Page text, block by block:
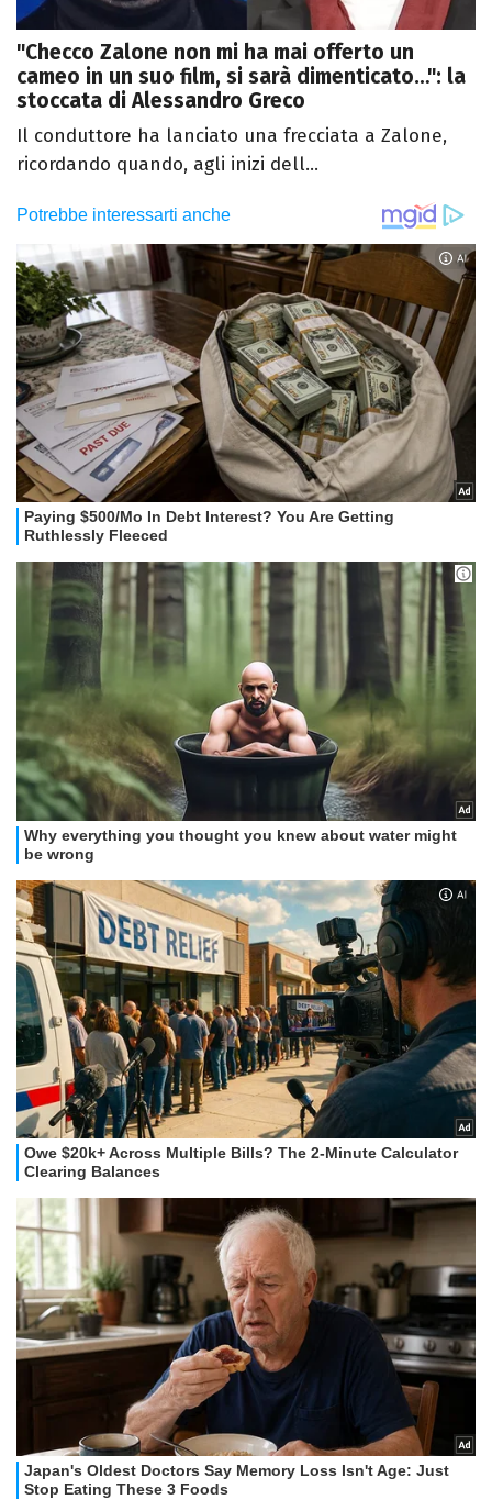
"Checco Zalone non mi ha mai offerto un
cameo in un suo film, si sarà dimenticato…": la
stoccata di Alessandro Greco
Il conduttore ha lanciato una frecciata a Zalone,
ricordando quando, agli inizi dell...